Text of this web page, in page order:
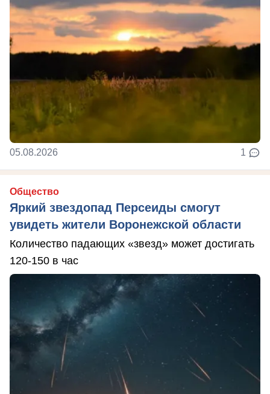
05.08.2026 1
Общество
Яркий звездопад Персеиды смогут
увидеть жители Воронежской области
Количество падающих «звезд» может достигать
120-150 в час